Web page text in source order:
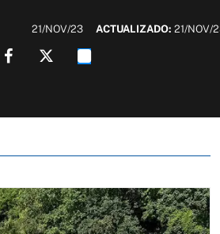
21/NOV/23 ACTUALIZADO:21/NOV/